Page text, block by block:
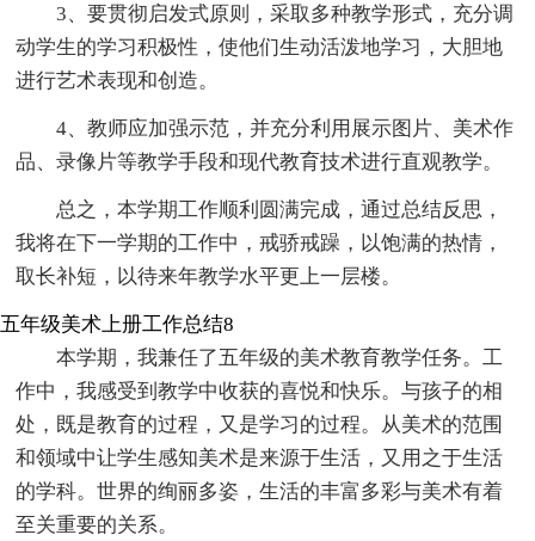
3、要贯彻启发式原则，采取多种教学形式，充分调
动学生的学习积极性，使他们生动活泼地学习，大胆地
进行艺术表现和创造。
4、教师应加强示范，并充分利用展示图片、美术作
品、录像片等教学手段和现代教育技术进行直观教学。
总之，本学期工作顺利圆满完成，通过总结反思，
我将在下一学期的工作中，戒骄戒躁，以饱满的热情，
取长补短，以待来年教学水平更上一层楼。
五年级美术上册工作总结8
本学期，我兼任了五年级的美术教育教学任务。工
作中，我感受到教学中收获的喜悦和快乐。与孩子的相
处，既是教育的过程，又是学习的过程。从美术的范围
和领域中让学生感知美术是来源于生活，又用之于生活
的学科。世界的绚丽多姿，生活的丰富多彩与美术有着
至关重要的关系。